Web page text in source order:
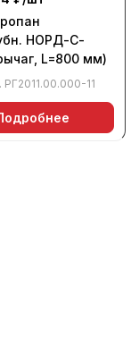
НОРД-С-
L=800 мм)
РГ2011.00.000-11